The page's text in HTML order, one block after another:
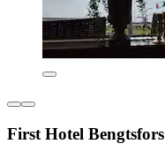
First Hotel Bengtsfors